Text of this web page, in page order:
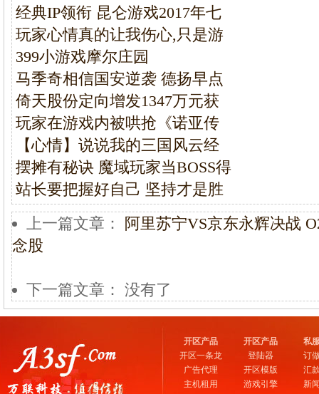
经典IP领衔 昆仑游戏2017年七
玩家心情真的让我伤心,只是游
399小游戏摩尔庄园
马季奇相信国安逆袭 德扬早点
倚天股份定向增发1347万元获
玩家在游戏内被哄抢《诺亚传
【心情】说说我的三国风云经
摆摊有秘诀 魔域玩家当BOSS得
站长要把握好自己 坚持才是胜
上一篇文章： 阿里苏宁VS京东永辉决战
念股
下一篇文章： 没有了
开区产品
开区一条龙
广告代理
主机租用
开区产品
登陆器
开区模版
游戏引擎
私
订
汇
新